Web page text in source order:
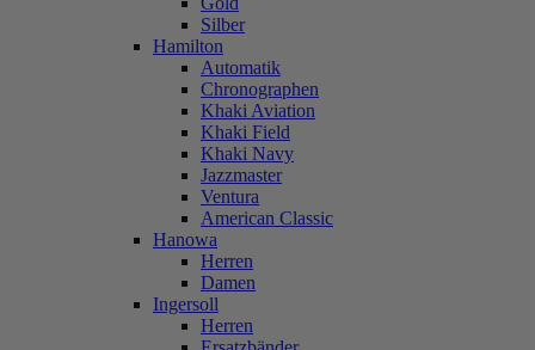
Silber
Hamilton
Automatik
Chronographen
Khaki Aviation
Khaki Field
Khaki Navy
Jazzmaster
Ventura
American Classic
Hanowa
Herren
Damen
Ingersoll
Herren